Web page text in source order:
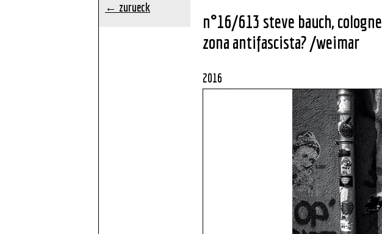
← zurueck
n°16/613 steve bauch, cologne
zona antifascista? /weimar
2016